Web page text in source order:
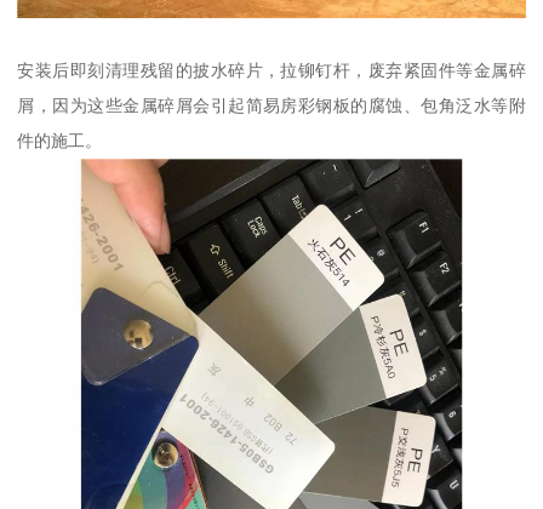
安装后即刻清理残留的披水碎片，拉铆钉杆，废弃紧固件等金属碎
屑，因为这些金属碎屑会引起简易房彩钢板的腐蚀、包角泛水等附
件的施工。